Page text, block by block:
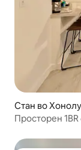
Стан во
Просторен